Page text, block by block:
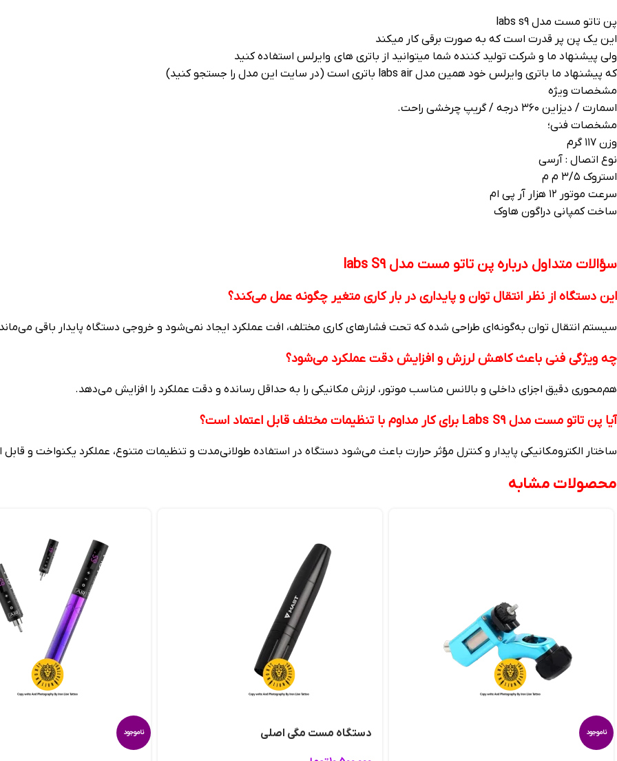
پن تاتو مست مدل labs s9
این یک پن پر قدرت است که به صورت برقی کار میکند
ولی پیشنهاد ما و شرکت تولید کننده شما میتوانید از باتری های وایرلس استفاده کنید
که پیشنهاد ما باتری وایرلس خود همین مدل labs air باتری است (در سایت این مدل را جستجو کنید)
مشخصات ویژه
اسمارت / دیزاین ۳۶۰ درجه / گریپ چرخشی راحت.
مشخصات فنی؛
وزن ۱۱۷ گرم
نوع اتصال : آرسی
استروک ۳/۵ م م
سرعت موتور ۱۲ هزار آر پی ام
ساخت کمپانی دراگون هاوک
سؤالات متداول درباره پن تاتو مست مدل labs S9
این دستگاه از نظر انتقال توان و پایداری در بار کاری متغیر چگونه عمل می‌کند؟
سیستم انتقال توان به‌گونه‌ای طراحی شده که تحت فشارهای کاری مختلف، افت عملکرد ایجاد نمی‌شود و خروجی دستگاه پایدار باقی
چه ویژگی فنی باعث کاهش لرزش و افزایش دقت عملکرد می‌شود؟
هم‌محوری دقیق اجزای داخلی و بالانس مناسب موتور، لرزش مکانیکی را به حداقل رسانده و دقت عملکرد را افزایش می‌دهد.
آیا پن تاتو مست مدل Labs S9 برای کار مداوم با تنظیمات مختلف قابل اعتماد است؟
ساختار الکترومکانیکی پایدار و کنترل مؤثر حرارت باعث می‌شود دستگاه در استفاده طولانی‌مدت و تنظیمات متنوع، عملکرد یکنواخت و قابل
محصولات مشابه
ناموجود دستگاه مست مگی اصلی ناموجود